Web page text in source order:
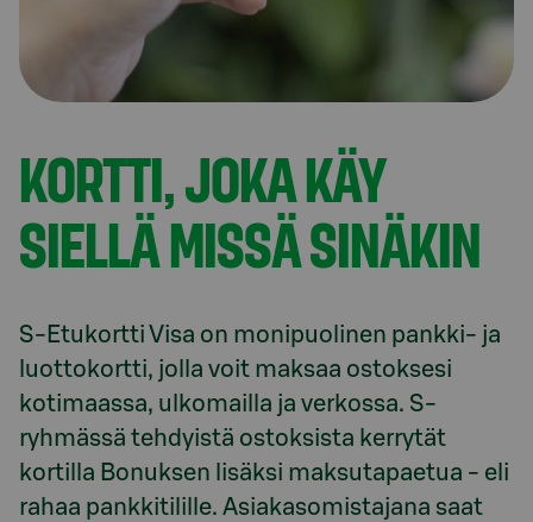
KORTTI, JOKA KÄY
SIELLÄ MISSÄ SINÄKIN
S-Etukortti Visa on monipuolinen pankki- ja
luottokortti, jolla voit maksaa ostoksesi
kotimaassa, ulkomailla ja verkossa. S-
ryhmässä tehdyistä ostoksista kerrytät
kortilla Bonuksen lisäksi maksutapaetua - eli
rahaa pankkitilille. Asiakasomistajana saat